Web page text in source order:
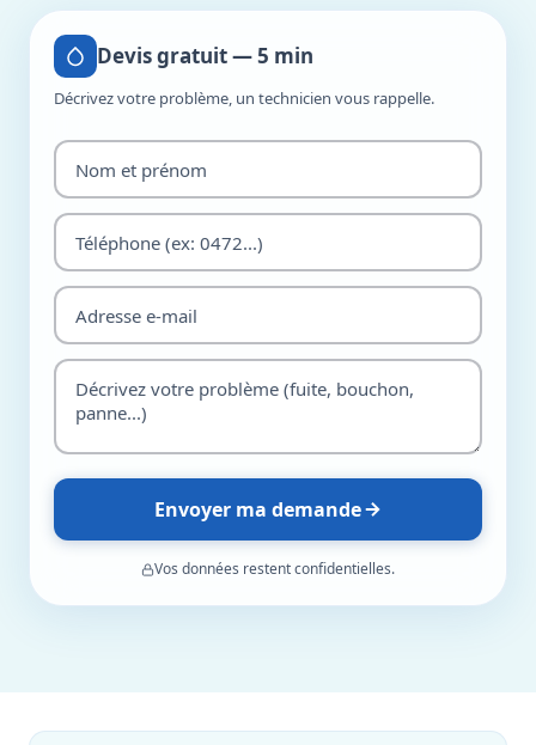
Devis gratuit — 5 min
Décrivez votre problème, un technicien vous rappelle.
Envoyer ma demande
Vos données restent confidentielles.